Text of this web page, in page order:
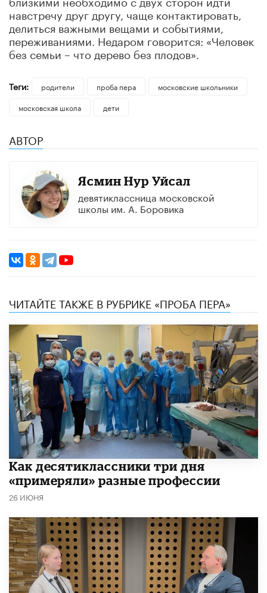
навстречу друг другу, чаще контактировать,
делиться важными вещами и событиями,
переживаниями. Недаром говорится: «Человек
без семьи – что дерево без плодов».
Теги: родители проба пера
московские школьники
московская школа
дети
АВТОР
Ясмин Нур Уйсал
девятиклассница московской
школы им. А. Боровика
ЧИТАЙТЕ ТАКЖЕ В РУБРИКЕ «ПРОБА ПЕРА»
Как десятиклассники три дня
«примеряли» разные профессии
26 ИЮНЯ